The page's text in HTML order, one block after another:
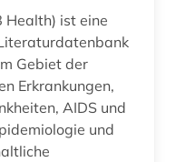
Health) ist eine
Gebiet der
Erkrankungen,
AIDS und
und